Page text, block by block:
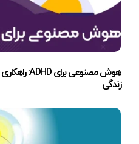
هوش مصنوعی برای ADHD: راهکاری نوین برای مدیریت تمرکز و بهبود
زندگی